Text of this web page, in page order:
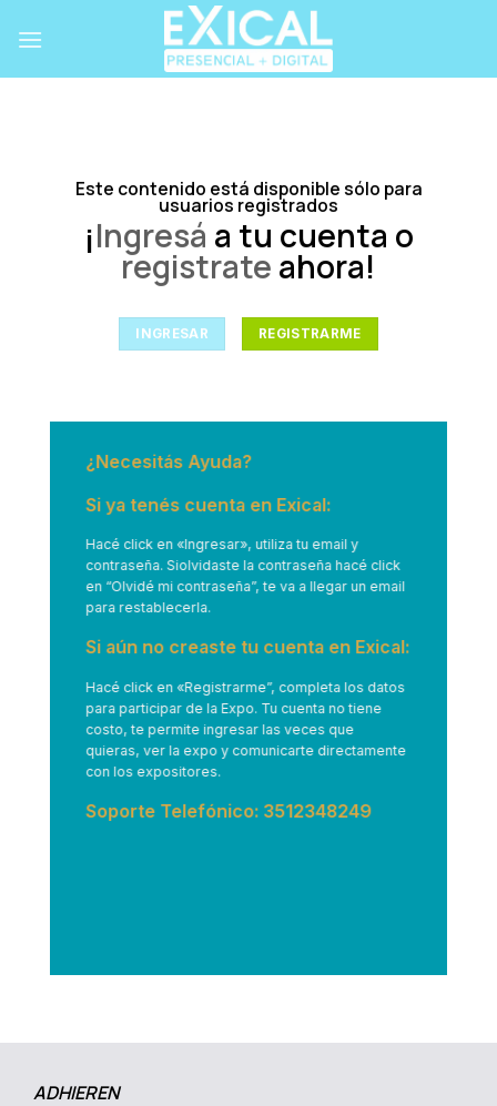
Este contenido está disponible sólo para
usuarios registrados
¡Ingresá a tu cuenta o
registrate ahora!
INGRESAR REGISTRARME
¿Necesitás Ayuda?
Si ya tenés cuenta en Exical:
Hacé click en «Ingresar», utiliza tu email y
contraseña. Siolvidaste la contraseña hacé click
en “Olvidé mi contraseña”, te va a llegar un email
para restablecerla.
Si aún no creaste tu cuenta en Exical:
Hacé click en «Registrarme”, completa los datos
para participar de la Expo. Tu cuenta no tiene
costo, te permite ingresar las veces que
quieras, ver la expo y comunicarte directamente
con los expositores.
Soporte Telefónico: 3512348249
ADHIEREN